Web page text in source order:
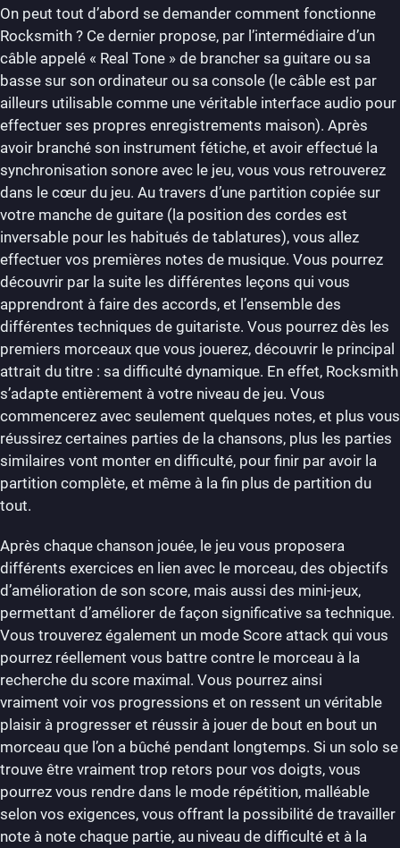
On peut tout d’abord se demander comment fonctionne
Rocksmith ? Ce dernier propose, par l’intermédiaire d’un
câble appelé « Real Tone » de brancher sa guitare ou sa
basse sur son ordinateur ou sa console (le câble est par
ailleurs utilisable comme une véritable interface audio pour
effectuer ses propres enregistrements maison). Après
avoir branché son instrument fétiche, et avoir effectué la
synchronisation sonore avec le jeu, vous vous retrouverez
dans le cœur du jeu. Au travers d’une partition copiée sur
votre manche de guitare (la position des cordes est
inversable pour les habitués de tablatures), vous allez
effectuer vos premières notes de musique. Vous pourrez
découvrir par la suite les différentes leçons qui vous
apprendront à faire des accords, et l’ensemble des
différentes techniques de guitariste. Vous pourrez dès les
premiers morceaux que vous jouerez, découvrir le principal
attrait du titre : sa difficulté dynamique. En effet, Rocksmith
s’adapte entièrement à votre niveau de jeu. Vous
commencerez avec seulement quelques notes, et plus vous
réussirez certaines parties de la chansons, plus les parties
similaires vont monter en difficulté, pour finir par avoir la
partition complète, et même à la fin plus de partition du
tout.
Après chaque chanson jouée, le jeu vous proposera
différents exercices en lien avec le morceau, des objectifs
d’amélioration de son score, mais aussi des mini-jeux,
permettant d’améliorer de façon significative sa technique.
Vous trouverez également un mode Score attack qui vous
pourrez réellement vous battre contre le morceau à la
recherche du score maximal. Vous pourrez ainsi
vraiment voir vos progressions et on ressent un véritable
plaisir à progresser et réussir à jouer de bout en bout un
morceau que l’on a bûché pendant longtemps. Si un solo se
trouve être vraiment trop retors pour vos doigts, vous
pourrez vous rendre dans le mode répétition, malléable
selon vos exigences, vous offrant la possibilité de travailler
note à note chaque partie, au niveau de difficulté et à la